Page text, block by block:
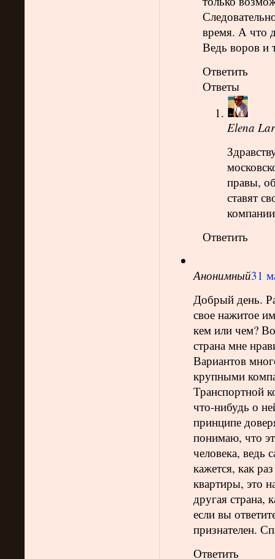
время. А что
Ведь воров и
Ответить
Ответы
Elena
правы,
ставят
Ответить
Анонимный31
Добрый день.
свое нажитое
кем или чем?
страна мне
Вариантов
крупными
Транспортной
что-нибудь о
принципе
понимаю, что
человека, ведь
кажется, как
квартиры, это
другая страна,
если вы
признателен.
Ответить